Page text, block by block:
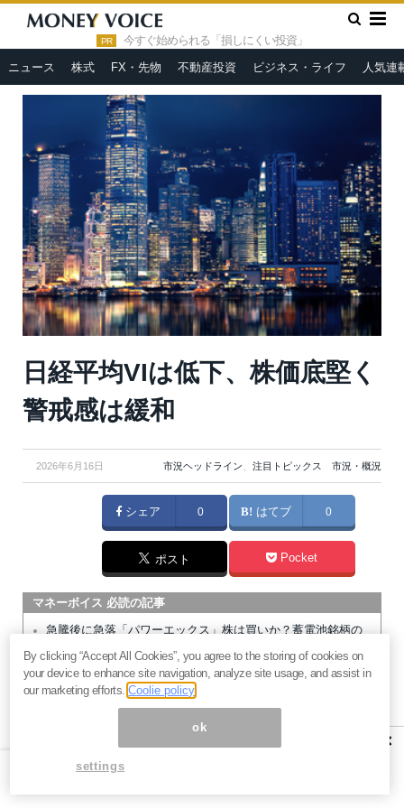
PR 今すぐ始められる「損しにくい投資」
ニュース 株式 FX・先物 不動産投資 ビジネス・ライフ 人気連
HOME » 市況ヘッドライン
日経平均VIは低下、株価底堅く警
日経平均VIは低下、株価底堅く
警戒感は緩和
2026年6月16日 市況ヘッドライン、 注目トピックス 市況・概況
シェア 0 はてブ 0
ポスト Pocket
マネーボイス 必読の記事
急騰後に急落「パワーエックス」株は買いか？蓄電池銘柄の
将来性とリスク
過去最高益「サンリオ」は買いか？決算で見えた“強い事
業”と“脆い統治”の同居
「蓄電所」設置ブームで恩恵！株価上昇が見込める日本企業4
×
By clicking “Accept All Cookies”, you agree to the storing of cookies on
your device to enhance site navigation, analyze site usage, and assist in
our marketing efforts.Coolie policy
ok
settings